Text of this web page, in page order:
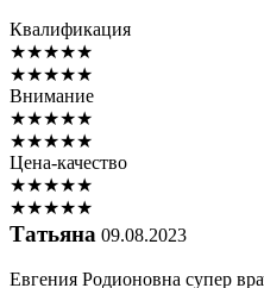
Квалификация
★★★★★
★★★★★
Внимание
★★★★★
★★★★★
Цена-качество
★★★★★
★★★★★
Татьяна 09.08.2023
Евгения Родионовна супер